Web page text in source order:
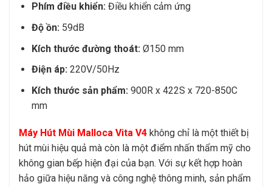
Phím điều khiển: Điều khiển cảm ứng
Độ ồn: 59dB
Kích thước đường thoát: Ø150 mm
Điện áp: 220V/50Hz
Kích thước sản phẩm: 900R x 422S x 720-850C
mm
Máy Hút Mùi Malloca Vita V4 không chỉ là một thiết bị
hút mùi hiệu quả mà còn là một điểm nhấn thẩm mỹ cho
không gian bếp hiện đại của bạn. Với sự kết hợp hoàn
hảo giữa hiệu năng và công nghệ thông minh, sản phẩm